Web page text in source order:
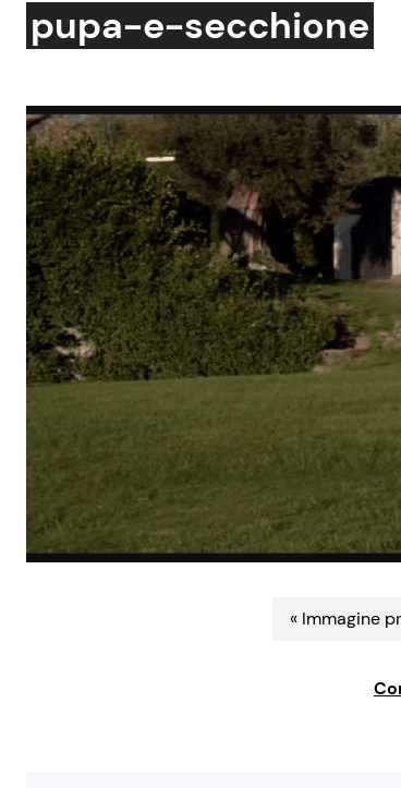
Soap
Social News
News dal mondo Casa
Moda
Mondo
News
Salute
Viaggi
Festività
pupa-e-secchione
« Immagine